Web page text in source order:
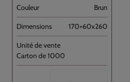
Brun
170+60x260
Carton de 1000